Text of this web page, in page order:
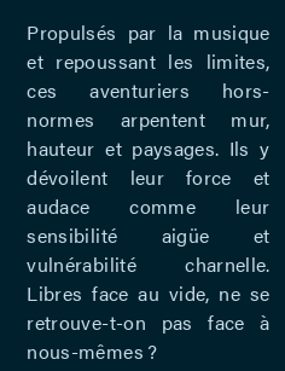
Propulsés par la musique
et repoussant les limites,
ces aventuriers hors-
normes arpentent mur,
hauteur et paysages. Ils y
dévoilent leur force et
audace comme leur
sensibilité aigüe et
vulnérabilité charnelle.
Libres face au vide, ne se
retrouve-t-on pas face à
nous-mêmes ?